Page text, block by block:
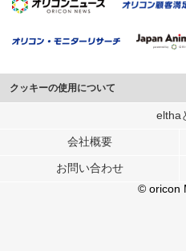
クッキーの使用について
このサイトでは Cookie を使用して、ユ
行っています。
メディアや広告配信、データ解析の各
ユーザーが各パートナーのサービスを
eltha
会社概要
お問い合わせ
© oricon